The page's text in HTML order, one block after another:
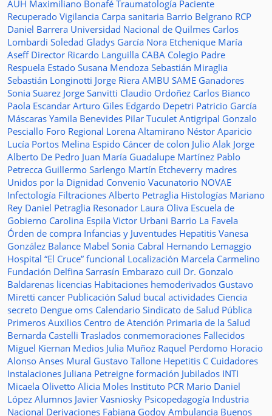
AUH Maximiliano Bonafé Traumatología Paciente
Recuperado Vigilancia Carpa sanitaria Barrio Belgrano RCP
Daniel Barrera Universidad Nacional de Quilmes Carlos
Lombardi Soledad Gladys García Nora Etchenique María
Aseff Director Ricardo Languilla CABA Colegio Padre
Respuela Estado Susana Mendoza Sebastián Miraglia
Sebastián Longinotti Jorge Riera AMBU SAME Ganadores
Sonia Suarez Jorge Sanvitti Claudio Ordoñez Carlos Bianco
Paola Escandar Arturo Giles Edgardo Depetri Patricio García
Máscaras Yamila Benevides Pilar Tuculet Antigripal Gonzalo
Pesciallo Foro Regional Lorena Altamirano Néstor Aparicio
Lucía Portos Melina Espido Cáncer de colon Julio Alak Jorge
Alberto De Pedro Juan María Guadalupe Martínez Pablo
Petrecca Guillermo Sarlengo Martín Etcheverry madres
Unidos por la Dignidad Convenio Vacunatorio NOVAE
Infectología Filtraciones Alberto Petraglia Histologías Mariano
Rey Daniel Petraglia Resonador Laura Oliva Escuela de
Gobierno Carolina Espila Victor Urbani Barrio La Favela
Órden de compra Infancias y Juventudes Hepatitis Vanesa
González Balance Mabel Sonia Cabral Hernando Lemaggio
Hospital “El Cruce” funcional Localización Marcela Carmelino
Fundación Delfina Sarrasín Embarazo cuil Dr. Gonzalo
Baldarenas licencias Habitaciones hemoderivados Gustavo
Miretti cancer Publicación Salud bucal actividades Ciencia
secreto Dengue oms Calendario Sindicato de Salud Pública
Primeros Auxilios Centro de Atención Primaria de la Salud
Bernarda Castelli Traslados conmemoraciones Fallecidos
Miguel Kiernan Medios Julia Muñoz Raquel Perdomo Horacio
Alonso Anses Mural Gustavo Tallone Hepetitis C Cuidadores
Instalaciones Juliana Petreigne formación Jubilados INTI
Micaela Olivetto Alicia Moles Instituto PCR Mario Daniel
López Alumnos Javier Vasniosky Psicopedagogía Industria
Nacional Derivaciones Fabiana Godoy Ambulancia Buenos